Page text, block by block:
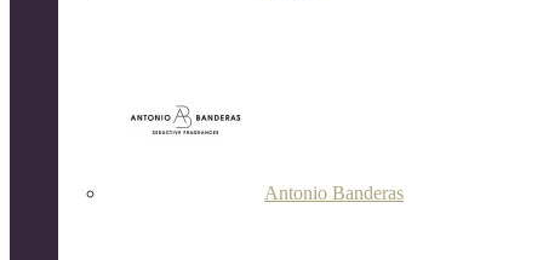
Antonio Banderas